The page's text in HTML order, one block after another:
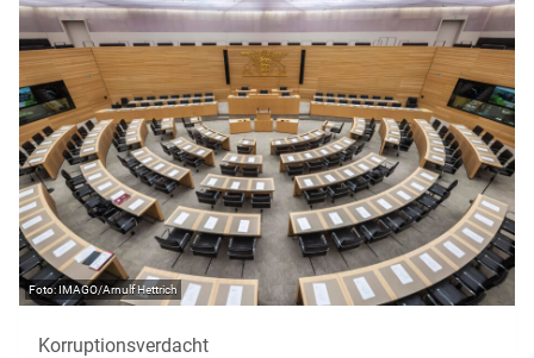
IMAGO/Arnulf Hettrich
Korruptionsverdacht